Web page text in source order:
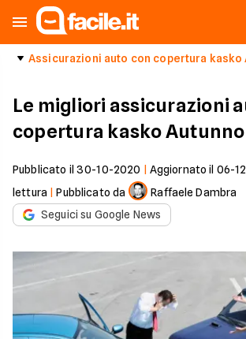
Assicurazioni auto con copertura kasko
Le migliori assicurazioni
copertura kasko Autunno
Pubblicato il 30-10-2020 Aggiornato il 06-
lettura |Pubblicato da
Raffaele Dambra
Seguici su Google News